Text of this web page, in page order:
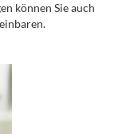
können Sie auch